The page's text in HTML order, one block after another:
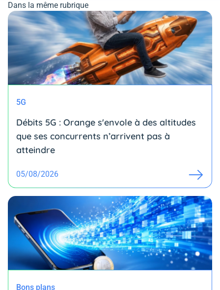
Dans la même rubrique
5G
Débits 5G : Orange s'envole à des altitudes
que ses concurrents n’arrivent pas à
atteindre
05/08/2026
Bons plans